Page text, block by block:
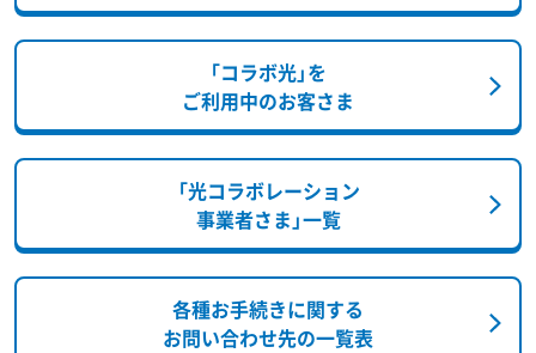
「コラボ光」を
ご利用中のお客さま
「光コラボレーション
事業者さま」一覧
各種お手続きに関する
お問い合わせ先の一覧表